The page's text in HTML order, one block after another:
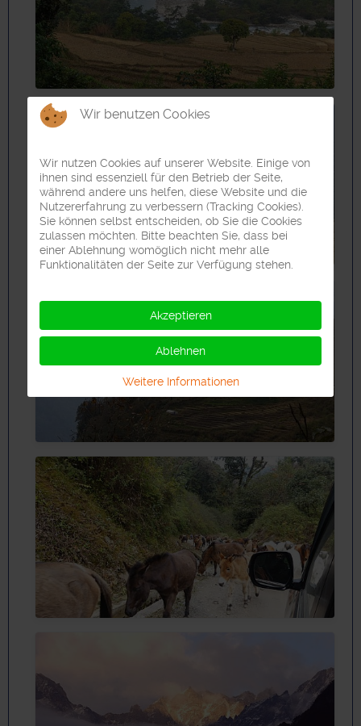
Wir benutzen Cookies
Wir nutzen Cookies auf unserer Website. Einige von
ihnen sind essenziell für den Betrieb der Seite,
während andere uns helfen, diese Website und die
Nutzererfahrung zu verbessern (Tracking Cookies).
Sie können selbst entscheiden, ob Sie die Cookies
zulassen möchten. Bitte beachten Sie, dass bei
einer Ablehnung womöglich nicht mehr alle
Funktionalitäten der Seite zur Verfügung stehen.
Akzeptieren
Ablehnen
Weitere Informationen